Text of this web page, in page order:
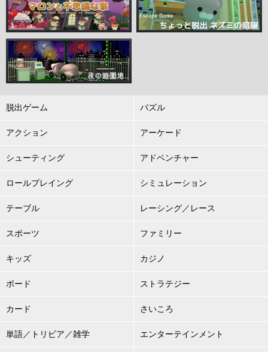
脱出ゲーム パズル
アクション アーケード
シューティング アドベンチャー
ロールプレイング シミュレーション
テーブル レーシング／レース
スポーツ ファミリー
キッズ カジノ
ボード ストラテジー
カード さいころ
単語／トリビア／雑学 エンターテインメント